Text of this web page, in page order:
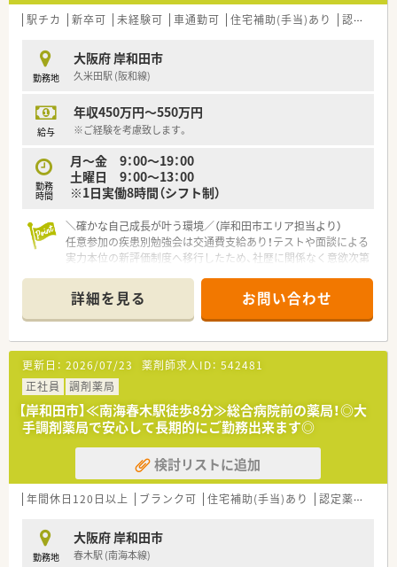
駅チカ 新卒可 未経験可 車通勤可 住宅補助(手当)あり 認定薬剤師取得支援あり
勤務地
大阪府 岸和田市
久米田駅 (阪和線)
給与
年収450万円～550万円
※ご経験を考慮致します。
勤務
時間
月～金 9：00～19：00
土曜日 9：00～13：00
※1日実働8時間（シフト制）
＼確かな自己成長が叶う環境／（岸和田市エリア担当より）
任意参加の疾患別勉強会は交通費支給あり！テストや面談による
実力本位の新評価制度へ移行したため、社歴に関係なく意欲次第
＊------------------------------------------＊
【店舗情報と応需状況について】
■久米田駅と下松駅の間あたりの大通りに面しており、お車での
通勤も非常に便利でストレスのない好立地です。
■道を挟んでお隣にあるクリニックから、整形外科や泌尿器科、
内科の処方箋をメインに受け付けています。
■近隣の市民病院など広域の処方箋をお持ちになる患者様も多
く、約1,500品目の幅広い医薬品を学べます。
【想定される業務内容】
■処方箋に基づく正確な調剤業務や厳格な監査業務、患者様の体
調に寄り添った服薬指導を担当していただきます。
■整形外科を中心とした多科目の調剤実務に携わりながら、安全
■調剤業務とあわせて、患者様のセルフメディケーションに貢献
するOTC医薬品の相談販売業務も行います。
詳細を見る お問い合わせ
更新日： 2026/07/23 薬剤師求人ID： 542481
正社員
調剤薬局
【岸和田市】≪南海春木駅徒歩8分≫総合病院前の薬局！◎大
手調剤薬局で安心して長期的にご勤務出来ます◎
検討リストに追加
年間休日120日以上 ブランク可 住宅補助(手当)あり 認定薬剤師取得支援あり
勤務地
大阪府 岸和田市
春木駅 (南海本線)